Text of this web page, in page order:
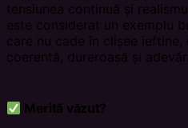
tensiunea continuă și
este considerat un exemplu
care nu cade în clișee
coerentă, dureroasă și
Merită văzut?